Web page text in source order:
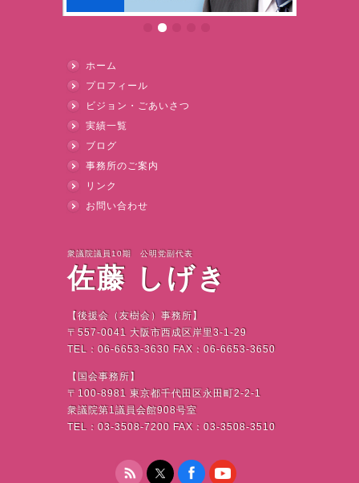
ホーム
プロフィール
ビジョン・ごあいさつ
実績一覧
ブログ
事務所のご案内
リンク
お問い合わせ
衆議院議員10期 公明党副代表
佐藤 しげき
【後援会（友樹会）事務所】
〒 557-0041 大阪市西成区岸里3-1-29
TEL ： 06-6653-3630 FAX ： 06-6653-3650
【国会事務所】
〒 100-8981 東京都千代田区永田町2-2-1
衆議院第1議員会館908号室
TEL ： 03-3508-7200 FAX ： 03-3508-3510